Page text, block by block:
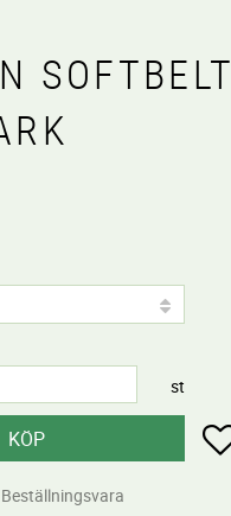
SOFTBELT
st
KÖP
Beställningsvara